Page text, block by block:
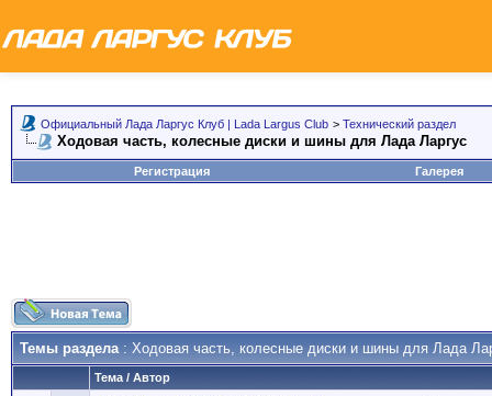
Официальный Лада Ларгус Клуб | Lada Largus Club > Технический раздел
Ходовая часть, колесные диски и шины для Лада Ларгус
Регистрация Галерея
Темы раздела: Ходовая часть, колесные диски и шины для Лада
Тема / Автор